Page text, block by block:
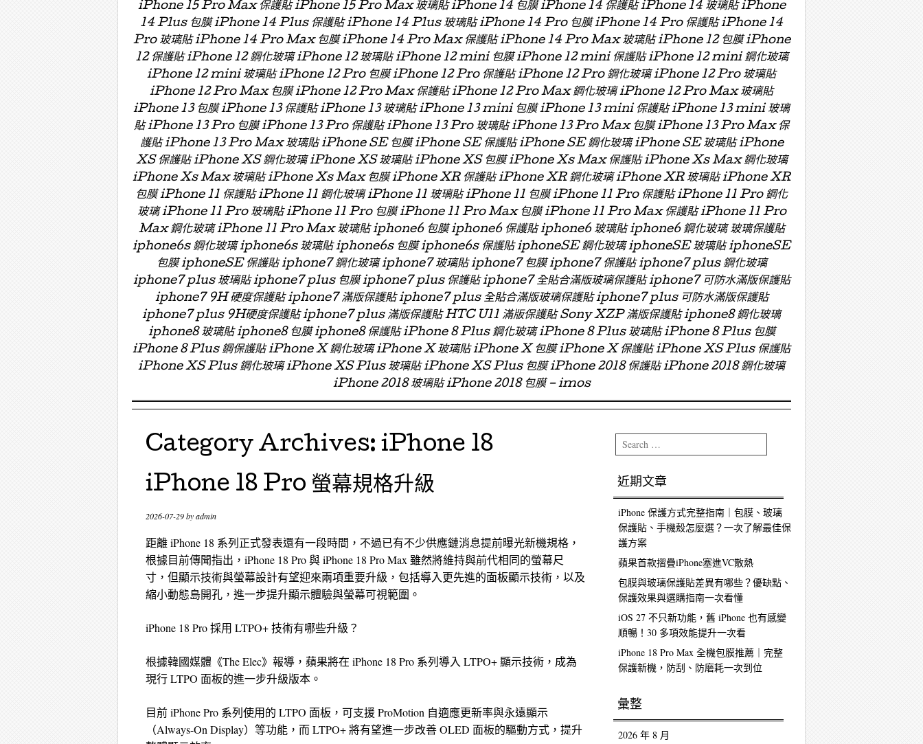
iPhone 15 Pro Max 保護貼 iPhone 15 Pro Max 玻璃貼 iPhone 14 包膜 iPhone 14 保護貼 iPhone 14 玻璃貼 iPhone
14 Plus 包膜 iPhone 14 Plus 保護貼 iPhone 14 Plus 玻璃貼 iPhone 14 Pro 包膜 iPhone 14 Pro 保護貼 iPhone 14
Pro 玻璃貼 iPhone 14 Pro Max 包膜 iPhone 14 Pro Max 保護貼 iPhone 14 Pro Max 玻璃貼 iPhone 12 包膜 iPhone
12 保護貼 iPhone 12 鋼化玻璃 iPhone 12 玻璃貼 iPhone 12 mini 包膜 iPhone 12 mini 保護貼 iPhone 12 mini 鋼化玻璃
iPhone 12 mini 玻璃貼 iPhone 12 Pro 包膜 iPhone 12 Pro 保護貼 iPhone 12 Pro 鋼化玻璃 iPhone 12 Pro 玻璃貼
iPhone 12 Pro Max 包膜 iPhone 12 Pro Max 保護貼 iPhone 12 Pro Max 鋼化玻璃 iPhone 12 Pro Max 玻璃貼
iPhone 13 包膜 iPhone 13 保護貼 iPhone 13 玻璃貼 iPhone 13 mini 包膜 iPhone 13 mini 保護貼 iPhone 13 mini 玻璃
貼 iPhone 13 Pro 包膜 iPhone 13 Pro 保護貼 iPhone 13 Pro 玻璃貼 iPhone 13 Pro Max 包膜 iPhone 13 Pro Max 保
護貼 iPhone 13 Pro Max 玻璃貼 iPhone SE 包膜 iPhone SE 保護貼 iPhone SE 鋼化玻璃 iPhone SE 玻璃貼 iPhone
XS 保護貼 iPhone XS 鋼化玻璃 iPhone XS 玻璃貼 iPhone XS 包膜 iPhone Xs Max 保護貼 iPhone Xs Max 鋼化玻璃
iPhone Xs Max 玻璃貼 iPhone Xs Max 包膜 iPhone XR 保護貼 iPhone XR 鋼化玻璃 iPhone XR 玻璃貼 iPhone XR
包膜 iPhone 11 保護貼 iPhone 11 鋼化玻璃 iPhone 11 玻璃貼 iPhone 11 包膜 iPhone 11 Pro 保護貼 iPhone 11 Pro 鋼化
玻璃 iPhone 11 Pro 玻璃貼 iPhone 11 Pro 包膜 iPhone 11 Pro Max 包膜 iPhone 11 Pro Max 保護貼 iPhone 11 Pro
Max 鋼化玻璃 iPhone 11 Pro Max 玻璃貼 iphone6 包膜 iphone6 保護貼 iphone6 玻璃貼 iphone6 鋼化玻璃 玻璃保護貼
iphone6s 鋼化玻璃 iphone6s 玻璃貼 iphone6s 包膜 iphone6s 保護貼 iphoneSE 鋼化玻璃 iphoneSE 玻璃貼 iphoneSE
包膜 iphoneSE 保護貼 iphone7 鋼化玻璃 iphone7 玻璃貼 iphone7 包膜 iphone7 保護貼 iphone7 plus 鋼化玻璃
iphone7 plus 玻璃貼 iphone7 plus 包膜 iphone7 plus 保護貼 iphone7 全貼合滿版玻璃保護貼 iphone7 可防水滿版保護貼
iphone7 9H 硬度保護貼 iphone7 滿版保護貼 iphone7 plus 全貼合滿版玻璃保護貼 iphone7 plus 可防水滿版保護貼
iphone7 plus 9H硬度保護貼 iphone7 plus 滿版保護貼 HTC U11 滿版保護貼 Sony XZP 滿版保護貼 iphone8 鋼化玻璃
iphone8 玻璃貼 iphone8 包膜 iphone8 保護貼 iPhone 8 Plus 鋼化玻璃 iPhone 8 Plus 玻璃貼 iPhone 8 Plus 包膜
iPhone 8 Plus 鋼保護貼 iPhone X 鋼化玻璃 iPhone X 玻璃貼 iPhone X 包膜 iPhone X 保護貼 iPhone XS Plus 保護貼
iPhone XS Plus 鋼化玻璃 iPhone XS Plus 玻璃貼 iPhone XS Plus 包膜 iPhone 2018 保護貼 iPhone 2018 鋼化玻璃
iPhone 2018 玻璃貼 iPhone 2018 包膜 – imos
Category Archives: iPhone 18
iPhone 18 Pro 螢幕規格升級
2026-07-29byadmin
距離 iPhone 18 系列正式發表還有一段時間，不過已有不少供應鏈消息提前曝光新機規格，
根據目前傳聞指出，iPhone 18 Pro 與 iPhone 18 Pro Max 雖然將維持與前代相同的螢幕尺
寸，但顯示技術與螢幕設計有望迎來兩項重要升級，包括導入更先進的面板顯示技術，以及
縮小動態島開孔，進一步提升顯示體驗與螢幕可視範圍。
iPhone 18 Pro 採用 LTPO+ 技術有哪些升級？
根據韓國媒體《The Elec》報導，蘋果將在 iPhone 18 Pro 系列導入 LTPO+ 顯示技術，成為
現行 LTPO 面板的進一步升級版本。
目前 iPhone Pro 系列使用的 LTPO 面板，可支援 ProMotion 自適應更新率與永遠顯示
（Always-On Display）等功能，而 LTPO+ 將有望進一步改善 OLED 面板的驅動方式，提升
Search
近期文章
iPhone 保護方式完整指南｜包膜、玻璃
保護貼、手機殼怎麼選？一次了解最佳保
護方案
蘋果首款摺疊iPhone塞進VC散熱
包膜與玻璃保護貼差異有哪些？優缺點、
保護效果與選購指南一次看懂
iOS 27 不只新功能，舊 iPhone 也有感變
順暢！30 多項效能提升一次看
iPhone 18 Pro Max 全機包膜推薦｜完整
保護新機，防刮、防磨耗一次到位
彙整
2026 年 8 月